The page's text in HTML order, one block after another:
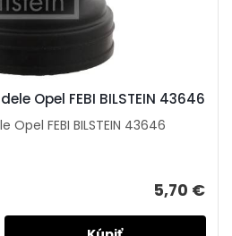
Opel FEBI BILSTEIN 43646
FEBI BILSTEIN 43646
5,70 €